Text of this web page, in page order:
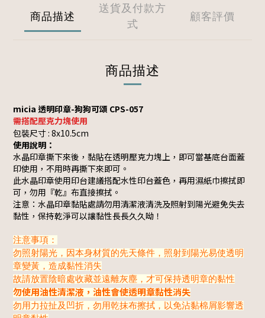
商品描述
送貨及付款方
式
顧客評價
商品描述
micia 透明印章-狗狗可頌 CPS-057
需搭配壓克力塊使用
包裝尺寸 : 8x10.5cm
使用說明：
水晶印章撕下來後，黏貼在透明壓克力塊上，即可當基底台面蓋
印使用，不用時再撕下來即可。
此水晶印章使用印台建議搭配水性印台蓋色，再用濕紙巾擦拭即
可，勿用『乾』布直接擦拭。
注意：水晶印章黏貼處請勿用清潔液清洗及照射到陽光避免失去
黏性，保持乾淨可以讓黏性長長久久呦！
注意事項：
勿照射陽光，因本身材質的先天條件，照射到陽光易使透明
章變黃，造成黏性消失
故請放置陰暗處收藏並遠離灰塵，才可保持透明章的黏性
勿使用油性清潔液，油性會使透明章黏性消失
勿用力拉扯及凹折，勿用乾抹布擦拭，以免沾黏棉屑影響透